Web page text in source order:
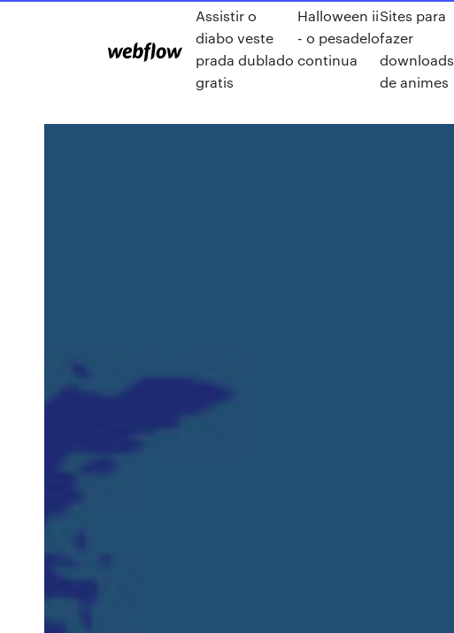
Assistir o
diabo veste
prada dublado
gratis
Halloween ii
- o pesadelo
continua
Sites para
fazer
downloads
de animes